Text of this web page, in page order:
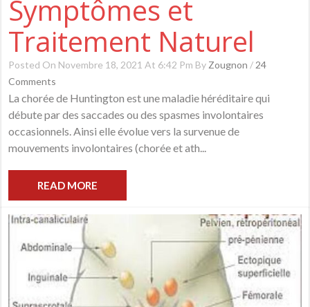
Symptômes et
Traitement Naturel
Posted On Novembre 18, 2021 At 6:42 Pm ByZougnon /24
Comments
La chorée de Huntington est une maladie héréditaire qui
débute par des saccades ou des spasmes involontaires
occasionnels. Ainsi elle évolue vers la survenue de
mouvements involontaires (chorée et ath...
READ MORE